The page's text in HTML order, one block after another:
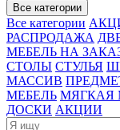
Все категории
Все категории
РАСПРОДАЖА
МЕБЕЛЬ НА
СТОЛЫ СТУЛЬЯ
МАССИВ
МЕБЕЛЬ МЯГКАЯ
ДОСКИ АКЦИИ